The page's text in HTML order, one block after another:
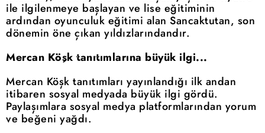
ile ilgilenmeye başlayan ve lise eğitiminin
ardından oyunculuk eğitimi alan Sancaktutan, son
dönemin öne çıkan yıldızlarındandır.
Mercan Köşk tanıtımlarına büyük ilgi...
Mercan Köşk tanıtımları yayınlandığı ilk andan
itibaren sosyal medyada büyük ilgi gördü.
Paylaşımlara sosyal medya platformlarından yorum
ve beğeni yağdı.